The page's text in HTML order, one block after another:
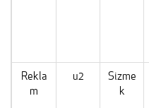
Rekla
m
u2
Sizme
k